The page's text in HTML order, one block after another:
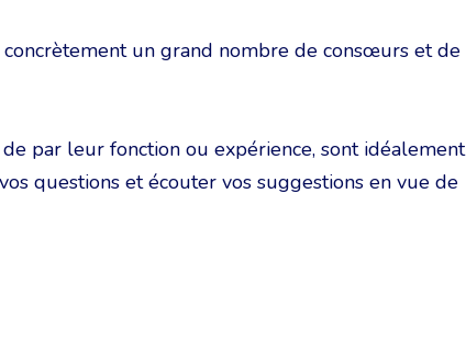
un grand nombre de consœurs et de
par leur fonction ou expérience, sont idéalement
questions et écouter vos suggestions en vue de